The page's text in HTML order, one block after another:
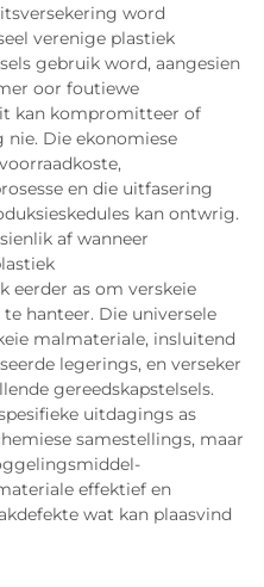
word
verenige plastiek
gebruik word, aangesien
oor foutiewe
kan kompromitteer of
nie. Die ekonomiese
en die uitfasering
kan ontwrig.
af wanneer
as om verskeie
hanteer. Die universele
malmateriale, insluitend
legerings, en verseker
gereedskapstelsels.
uitdagings as
samestellings, maar
effektief en
wat kan plaasvind